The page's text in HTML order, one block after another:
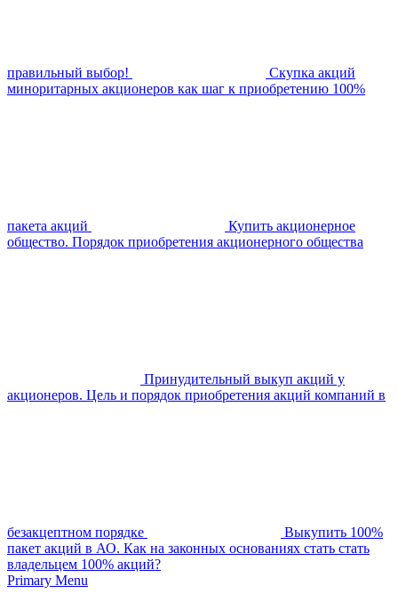
правильный выбор!
Скупка акций
миноритарных акционеров как шаг к приобретению 100%
пакета акций
Купить акционерное
общество. Порядок приобретения акционерного общества
Принудительный выкуп акций у
акционеров. Цель и порядок приобретения акций компаний в
безакцептном порядке
Выкупить 100%
пакет акций в АО. Как на законных основаниях стать стать
владельцем 100% акций?
Primary Menu